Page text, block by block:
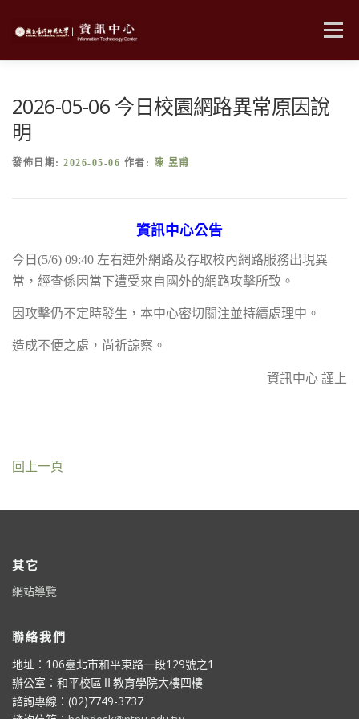
選單
2026-05-06 今日校園網路異常原因說
明
發佈日期: 2026-05-06 作者: 陳 昱甫
資訊中心公告
今日(5/6) 09:40 左右連外網路及存取校內網路服務出現異
常，經查係因當下遭受來自國外的網路攻擊所致。
因攻擊仍不定時發生，本中心密切關注並持續處理中。
造成不便之處，尚祈諒察。
資訊中心 謹上
回上一頁
其它
網站導覽
聯絡我們
地址：106臺北市和平東路一段129號之1
辦公室：和平校區Ⅱ教育學院大樓四樓
諮詢專線：(02)7749-3737